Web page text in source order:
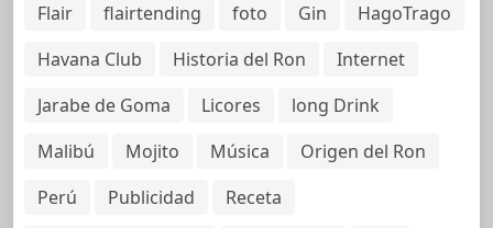
Flair
flairtending foto Gin
HagoTrago
Havana Club
Historia del Ron
Internet
Jarabe de Goma
Licores
long Drink
Malibú
Mojito Música
Origen del Ron
Perú
Publicidad
Receta